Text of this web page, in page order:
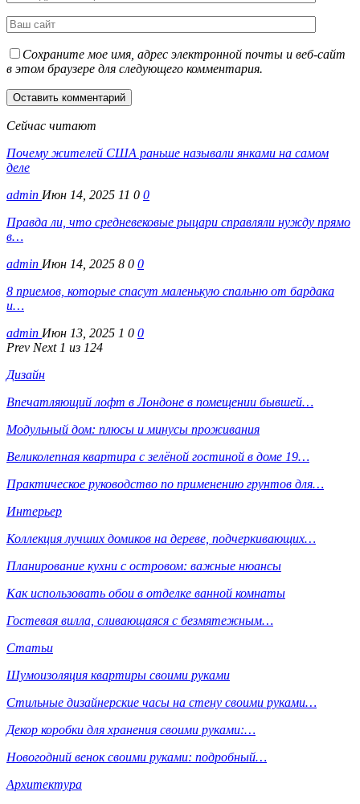
Сохраните мое имя, адрес электронной почты и веб-сайт
в этом браузере для следующего комментария.
Сейчас читают
Почему жителей США раньше называли янками на самом
деле
admin Июн 14, 2025 11 0 0
Правда ли, что средневековые рыцари справляли нужду прямо
в…
admin Июн 14, 2025 8 0 0
8 приемов, которые спасут маленькую спальню от бардака
и…
admin Июн 13, 2025 1 0 0
Prev Next 1 из 124
Дизайн
Впечатляющий лофт в Лондоне в помещении бывшей…
Модульный дом: плюсы и минусы проживания
Великолепная квартира с зелёной гостиной в доме 19…
Практическое руководство по применению грунтов для…
Интерьер
Коллекция лучших домиков на дереве, подчеркивающих…
Планирование кухни с островом: важные нюансы
Как использовать обои в отделке ванной комнаты
Гостевая вилла, сливающаяся с безмятежным…
Статьи
Шумоизоляция квартиры своими руками
Стильные дизайнерские часы на стену своими руками…
Декор коробки для хранения своими руками:…
Новогодний венок своими руками: подробный…
Архитектура